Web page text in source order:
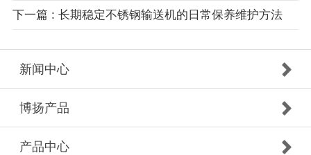
下一篇 : 长期稳定不锈钢输送机的日常保养维护方法
新闻中心
博扬产品
产品中心